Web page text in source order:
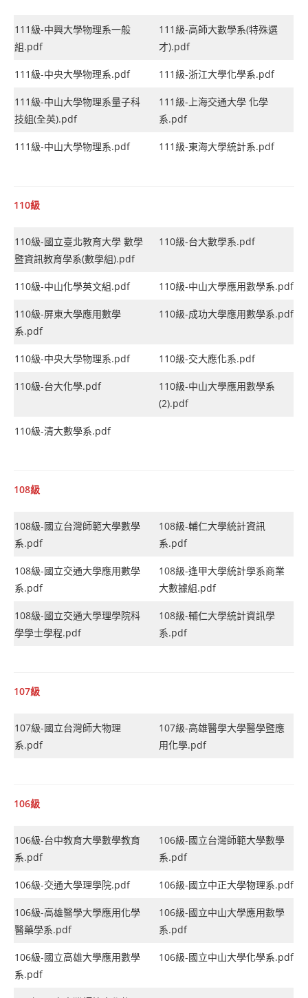
111級-中興大學物理系一般
組.pdf
111級-高師大數學系(特殊選
才).pdf
111級-中央大學物理系.pdf 111級-浙江大學化學系.pdf
111級-中山大學物理系量子科
技組(全英).pdf
111級-上海交通大學 化學
系.pdf
111級-中山大學物理系.pdf 111級-東海大學統計系.pdf
110級
110級-國立臺北教育大學 數學
暨資訊教育學系(數學組).pdf
110級-台大數學系.pdf
110級-中山化學英文組.pdf 110級-中山大學應用數學系.pdf
110級-屏東大學應用數學
系.pdf
110級-成功大學應用數學系.pdf
110級-中央大學物理系.pdf 110級-交大應化系.pdf
110級-台大化學.pdf
110級-中山大學應用數學系
(2).pdf
110級-清大數學系.pdf
108級
108級-國立台灣師範大學數學
系.pdf
108級-輔仁大學統計資訊
系.pdf
108級-國立交通大學應用數學
系.pdf
108級-逢甲大學統計學系商業
大數據組.pdf
108級-國立交通大學理學院科
學學士學程.pdf
108級-輔仁大學統計資訊學
系.pdf
107級
107級-國立台灣師大物理
系.pdf
107級-高雄醫學大學醫學暨應
用化學.pdf
106級
106級-台中教育大學數學教育
系.pdf
106級-國立台灣師範大學數學
系.pdf
106級-交通大學理學院.pdf 106級-國立中正大學物理系.pdf
106級-高雄醫學大學應用化學
醫藥學系.pdf
106級-國立中山大學應用數學
系.pdf
106級-國立高雄大學應用數學
系.pdf
106級-國立中山大學化學系.pdf